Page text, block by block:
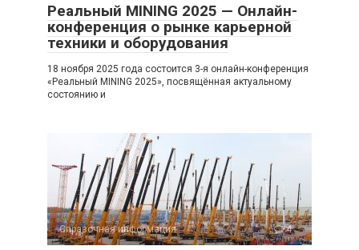
Реальный MINING 2025 — Онлайн-
конференция о рынке карьерной
техники и оборудования
18 ноября 2025 года состоится 3-я онлайн-конференция
«Реальный MINING 2025», посвящённая актуальному
состоянию и
Справочная информация 4